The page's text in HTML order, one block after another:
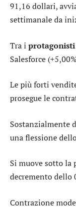
91,16 dollari,
settimanale da
Tra i protagonisti
Salesforce
Le più forti
prosegue le
Sostanzialmente
una flessione
Si muove sotto la
decremento dello
Contrazione